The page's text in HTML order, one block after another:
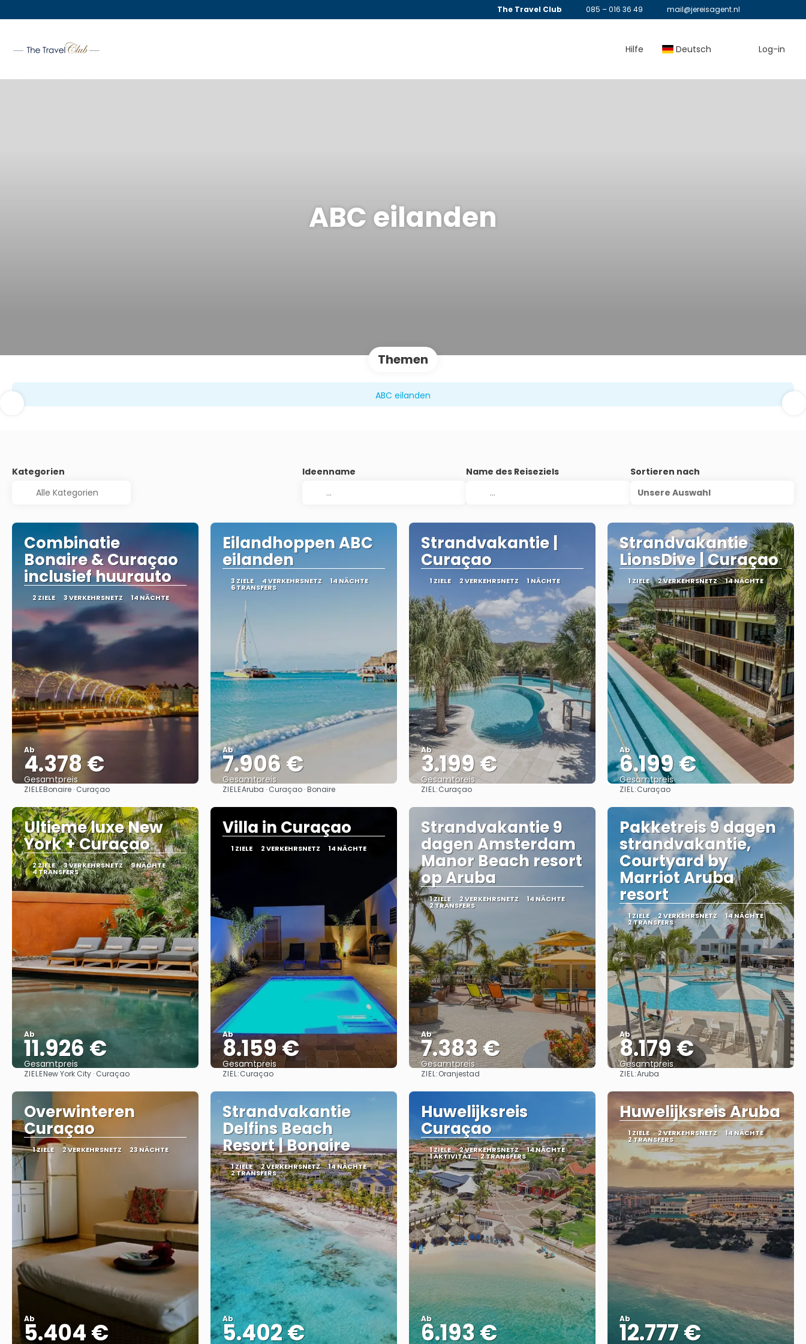
The Travel Club 085 – 016 36 49 mail@jereisagent.nl
Hilfe Deutsch Log-in
ABC eilanden
Themen
ABC eilanden
Kategorien Ideenname Name des Reiseziels
Sortieren nach
Unsere Auswahl
Combinatie
Bonaire & Curaçao
inclusief huurauto
2 ZIELE 3 VERKEHRSNETZ 14 NÄCHTE
Ab
4.378 €
Gesamtpreis
Sehen
ZIELEBonaire · Curaçao
Eilandhoppen ABC
eilanden
3 ZIELE 4 VERKEHRSNETZ 14 NÄCHTE
6 TRANSFERS
Ab
7.906 €
Gesamtpreis
Sehen
ZIELEAruba · Curaçao · Bonaire
Strandvakantie |
Curaçao
1 ZIELE 2 VERKEHRSNETZ 1 NÄCHTE
Ab
3.199 €
Gesamtpreis
ZIEL:Curaçao
Strandvakantie
LionsDive | Curaçao
1 ZIELE 2 VERKEHRSNETZ 14 NÄCHTE
Ab
6.199 €
Gesamtpreis
ZIEL:Curaçao
Ultieme luxe New
York + Curaçao
2 ZIELE 3 VERKEHRSNETZ 9 NÄCHTE
4 TRANSFERS
Ab
11.926 €
Gesamtpreis
Sehen
ZIELENew York City · Curaçao
Villa in Curaçao
1 ZIELE 2 VERKEHRSNETZ 14 NÄCHTE
Ab
8.159 €
Gesamtpreis
ZIEL:Curaçao
Strandvakantie 9
dagen Amsterdam
Manor Beach resort
op Aruba
1 ZIELE 2 VERKEHRSNETZ 14 NÄCHTE
2 TRANSFERS
Ab
7.383 €
Gesamtpreis
ZIEL:Oranjestad
Pakketreis 9 dagen
strandvakantie,
Courtyard by
Marriot Aruba
resort
1 ZIELE 2 VERKEHRSNETZ 14 NÄCHTE
2 TRANSFERS
Ab
8.179 €
Gesamtpreis
ZIEL:Aruba
Overwinteren
Curaçao
1 ZIELE 2 VERKEHRSNETZ 23 NÄCHTE
Ab
5.404 €
Strandvakantie
Delfins Beach
Resort | Bonaire
1 ZIELE 2 VERKEHRSNETZ 14 NÄCHTE
2 TRANSFERS
Ab
5.402 €
Huwelijksreis
Curaçao
1 ZIELE 2 VERKEHRSNETZ 14 NÄCHTE
1 AKTIVITÄT 2 TRANSFERS
Ab
6.193 €
Huwelijksreis Aruba
1 ZIELE 2 VERKEHRSNETZ 14 NÄCHTE
2 TRANSFERS
Ab
12.777 €